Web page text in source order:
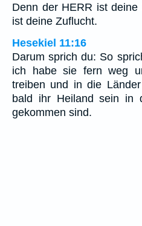
Denn der HERR ist
ist deine Zuflucht.
Hesekiel 11:16
Darum sprich du: So
ich habe sie fern weg
treiben und in die
bald ihr Heiland sein in
gekommen sind.